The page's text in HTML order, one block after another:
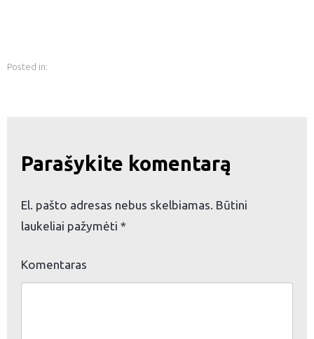
Posted in:
Parašykite komentarą
El. pašto adresas nebus skelbiamas. Būtini
laukeliai pažymėti *
Komentaras